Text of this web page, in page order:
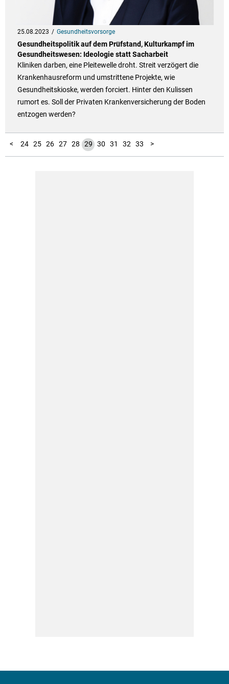
25.08.2023 Gesundheitsvorsorge
Gesundheitspolitik auf dem Prüfstand, Kulturkampf im
Gesundheitswesen: Ideologie statt Sacharbeit
Kliniken darben, eine Pleitewelle droht. Streit verzögert die
Krankenhausreform und umstrittene Projekte, wie
Gesundheitskioske, werden forciert. Hinter den Kulissen
rumort es. Soll der Privaten Krankenversicherung der Boden
entzogen werden?
<
1
2
3
4
5
6
7
8
9
10
11
12
13
14
15
16
17
18
19
20
21
22
23 24 25 26 27 28 29 30 31 32 33
34
35
36
37
38
39
40
41
42
43
44
45
46
47
48
49
50
51
52 >